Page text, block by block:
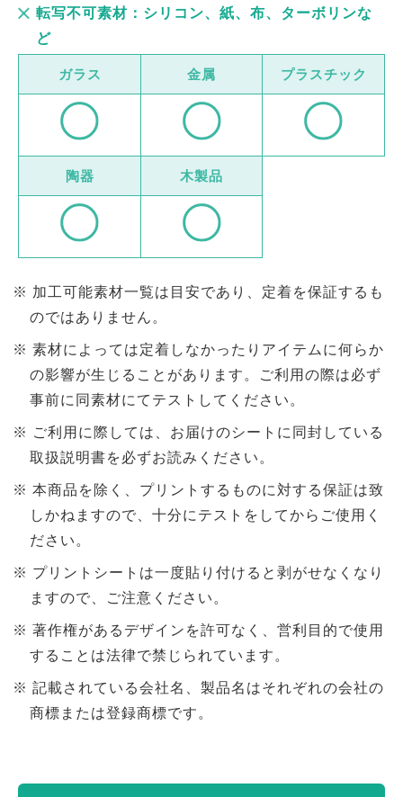
転写不可素材：シリコン、紙、布、ターボリンな
ど
ガラス 金属 プラスチック
陶器 木製品
加工可能素材一覧は目安であり、定着を保証するも
のではありません。
素材によっては定着しなかったりアイテムに何らか
の影響が生じることがあります。ご利用の際は必ず
事前に同素材にてテストしてください。
ご利用に際しては、お届けのシートに同封している
取扱説明書を必ずお読みください。
本商品を除く、プリントするものに対する保証は致
しかねますので、十分にテストをしてからご使用く
ださい。
プリントシートは一度貼り付けると剥がせなくなり
ますので、ご注意ください。
著作権があるデザインを許可なく、営利目的で使用
することは法律で禁じられています。
記載されている会社名、製品名はそれぞれの会社の
商標または登録商標です。